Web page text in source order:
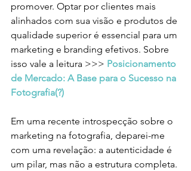
promover. Optar por clientes mais
alinhados com sua visão e produtos de
qualidade superior é essencial para um
marketing e branding efetivos. Sobre
isso vale a leitura >>> Posicionamento
de Mercado: A Base para o Sucesso na
Fotografia(?)
Em uma recente introspecção sobre o
marketing na fotografia, deparei-me
com uma revelação: a autenticidade é
um pilar, mas não a estrutura completa.